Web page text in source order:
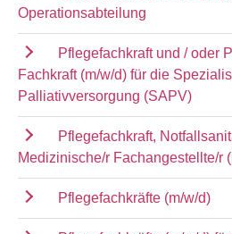
Operationsabteilung
Pflegefachkraft und / oder
Fachkraft (m/w/d) für die
Palliativversorgung (SAPV)
Pflegefachkraft,
Medizinische/r Fachangestellte/r
Pflegefachkräfte (m/w/d)